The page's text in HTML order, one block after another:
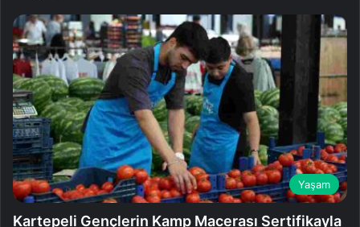
Yaşam
Kartepeli Gençlerin Kamp Macerası Sertifikayla